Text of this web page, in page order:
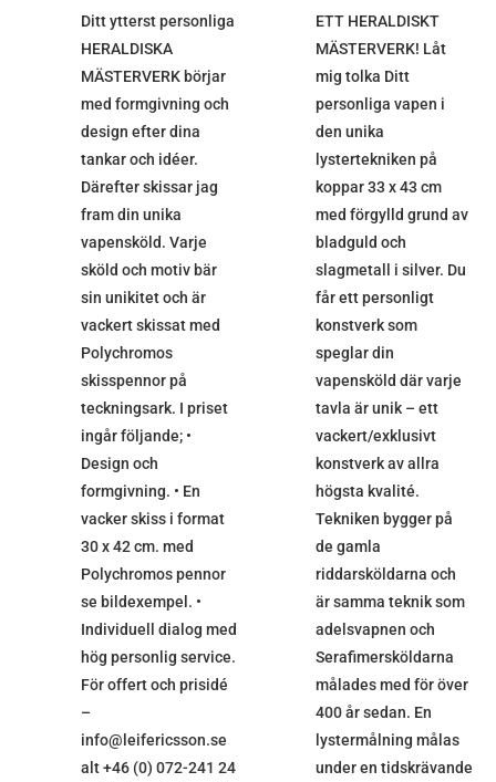
Ditt ytterst personliga
HERALDISKA
MÄSTERVERK börjar
med formgivning och
design efter dina
tankar och idéer.
Därefter skissar jag
fram din unika
vapensköld. Varje
sköld och motiv bär
sin unikitet och är
vackert skissat med
Polychromos
skisspennor på
teckningsark. I priset
ingår följande; •
Design och
formgivning. • En
vacker skiss i format
30 x 42 cm. med
Polychromos pennor
se bildexempel. •
Individuell dialog med
hög personlig service.
För offert och prisidé
–
info@leifericsson.se
alt +46 (0) 072-241 24
ETT HERALDISKT
MÄSTERVERK! Låt
mig tolka Ditt
personliga vapen i
den unika
lystertekniken på
koppar 33 x 43 cm
med förgylld grund av
bladguld och
slagmetall i silver. Du
får ett personligt
konstverk som
speglar din
vapensköld där varje
tavla är unik – ett
vackert/exklusivt
konstverk av allra
högsta kvalité.
Tekniken bygger på
de gamla
riddarsköldarna och
är samma teknik som
adelsvapnen och
Serafimersköldarna
målades med för över
400 år sedan. En
lystermålning målas
under en tidskrävande